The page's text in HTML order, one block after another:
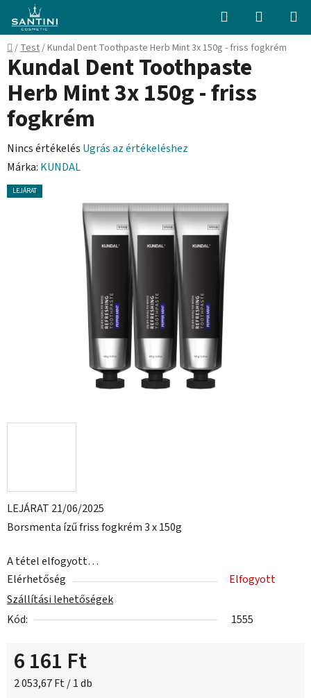
fő
tartalomhoz
Keresés KOSÁR
Kezdőlap
/Test/Kundal Dent Toothpaste Herb Mint 3x 150g - friss fogkrém
LEJÁRAT 21/06/2025
Borsmenta ízű friss fogkrém 3 x 150g
A tétel elfogyott…
Elérhetőség
Elfogyott
Szállítási lehetőségek
Kód:
1555
6 161 Ft
Egységár:
2 053,67 Ft / 1 db
Kundal Dent Toothpaste
Herb Mint 3x 150g - friss
fogkrém
A
termék
átlagos
Nincs értékelés Ugrás az értékeléshez
Márka: KUNDAL
LEJÁRAT